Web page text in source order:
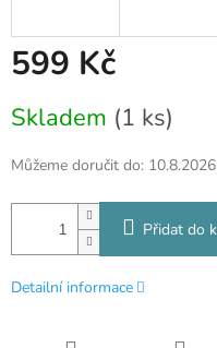
599 Kč
cena:
Skladem (1 ks)
Můžeme doručit do: 10.8.2026
Přidat do
Detailní informace